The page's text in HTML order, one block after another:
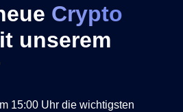
Crypto
unserem
15:00 Uhr die wichtigsten